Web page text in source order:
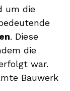
um die
. Diese
die
war.
Bauwerk